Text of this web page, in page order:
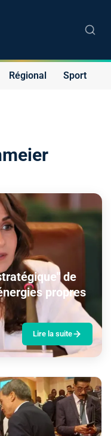
Régional Sport
de
propres
Lire la suite